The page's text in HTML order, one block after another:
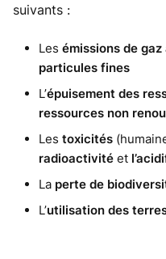
suivants :
Les émissions de
particules fines
L’épuisement des
ressources non
Les toxicités
radioactivité et
La perte de
L’utilisation des